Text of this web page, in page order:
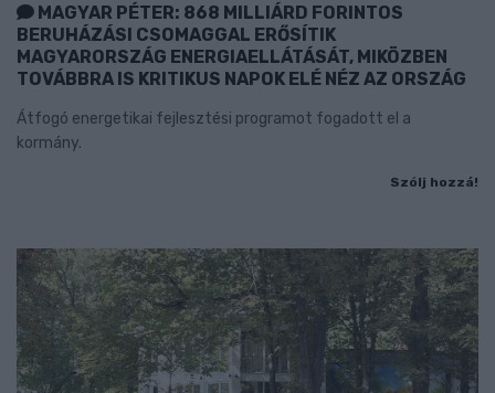
MAGYAR PÉTER: 868 MILLIÁRD FORINTOS
BERUHÁZÁSI CSOMAGGAL ERŐSÍTIK
MAGYARORSZÁG ENERGIAELLÁTÁSÁT, MIKÖZBEN
TOVÁBBRA IS KRITIKUS NAPOK ELÉ NÉZ AZ ORSZÁG
Átfogó energetikai fejlesztési programot fogadott el a
kormány.
Szólj hozzá!